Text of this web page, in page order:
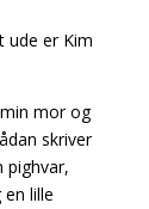
ude er Kim
mor og
skriver
pighvar,
lille